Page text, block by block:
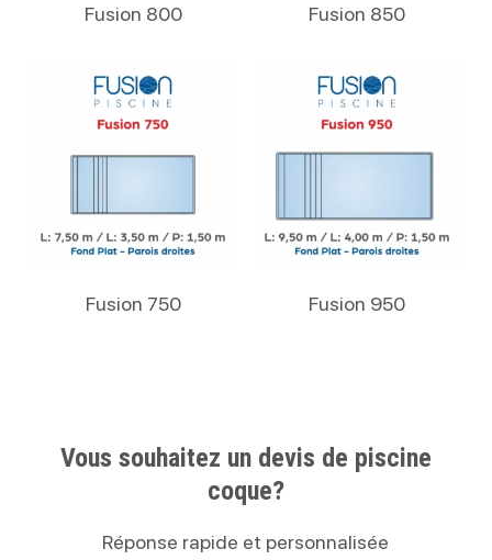
Fusion 800 Fusion 850
Fusion 750 Fusion 950
Vous souhaitez un devis de piscine
coque?
Réponse rapide et personnalisée